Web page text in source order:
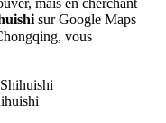
mais en cherchant
sur Google Maps
vous